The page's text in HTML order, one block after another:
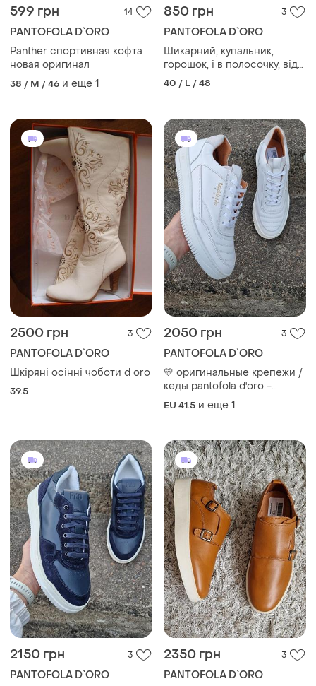
599 грн 14
PANTOFOLA D`ORO
Panther спортивная кофта
новая оригинал
38 / M / 46 и еще 1
850 грн 3
PANTOFOLA D`ORO
Шикарний, купальник,
горошок, і в полосочку, від
дорогого бренду: sogno
d’oro moda mare👌
40 / L / 48
2500 грн 3
PANTOFOLA D`ORO
Шкіряні осінні чоботи d oro
39.5
2050 грн 3
PANTOFOLA D`ORO
💛 оригинальные крепежи /
кеды pantofola d'oro -
премиальное итальянское
качество и безупречный
EU 41.5 и еще 1
2150 грн 3
PANTOFOLA D`ORO
2350 грн 3
PANTOFOLA D`ORO